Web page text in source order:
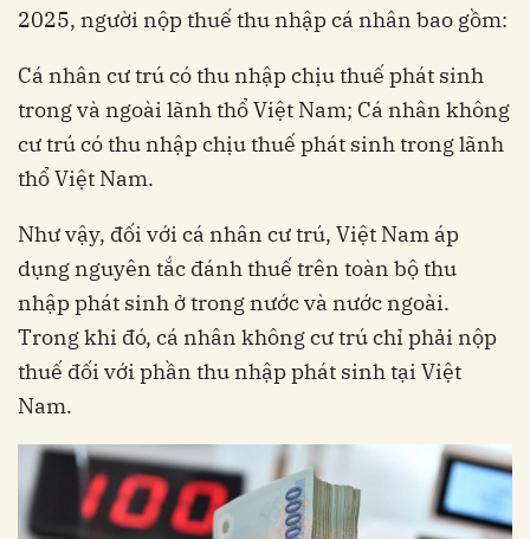
2025, người nộp thuế thu nhập cá nhân bao gồm:
Cá nhân cư trú có thu nhập chịu thuế phát sinh
trong và ngoài lãnh thổ Việt Nam; Cá nhân không
cư trú có thu nhập chịu thuế phát sinh trong lãnh
thổ Việt Nam.
Như vậy, đối với cá nhân cư trú, Việt Nam áp
dụng nguyên tắc đánh thuế trên toàn bộ thu
nhập phát sinh ở trong nước và nước ngoài.
Trong khi đó, cá nhân không cư trú chỉ phải nộp
thuế đối với phần thu nhập phát sinh tại Việt
Nam.